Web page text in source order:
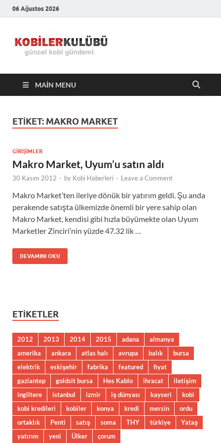
06 Ağustos 2026
Kulübü –
En Güncel
MAIN MENU
ETIKET: MAKRO MARKET
GIRIŞIMLER
Makro Market, Uyum’u satın aldı
30 Kasım 2012 - by Kobi Haberleri - Leave a Comment
Makro Market’ten ileriye dönük bir yatırım geldi. Şu anda
perakende satışta ülkemizde önemli bir yere sahip olan
Makro Market, kendisi gibi hızla büyümekte olan Uyum
Marketler Zinciri’nin yüzde 47.32 lik …
DEVAMINI OKU
ETIKETLER
2012 2013 2014 2015 adana
almanya
amerika
ankara atlas halı avrupa balık
bursa
elektrik
eskişehir fabrika featured
fiyat
gaziantep
goldsit bursa Hes Kablo ihracat
iletişim
ingiltere
istanbul izmir iş dünyası kayseri
kobi
kobi kredileri
kobiler konya kredi mersin
ordu
ortaklık
Penti satış soma THY türkiye
Yataş
yatırım
yeni Ülker çorum